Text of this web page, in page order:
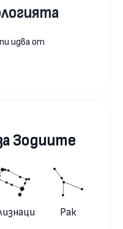
идва от
Зодиите
Рак